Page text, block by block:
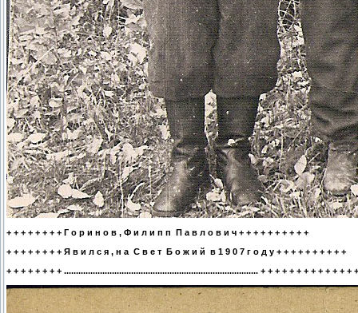
+ + + + + + + + Г о р и н о в , Ф и л и п п П а в л о в и ч + + + + + + + + + +
+ + + + + + + + Я в и л с я , н а С в е т Б о ж и й в 1 9 0 7 г о д у + + + + + + + + + +
+ + + + + + + + ................................................................................. + + + + + + + + + + + + + +